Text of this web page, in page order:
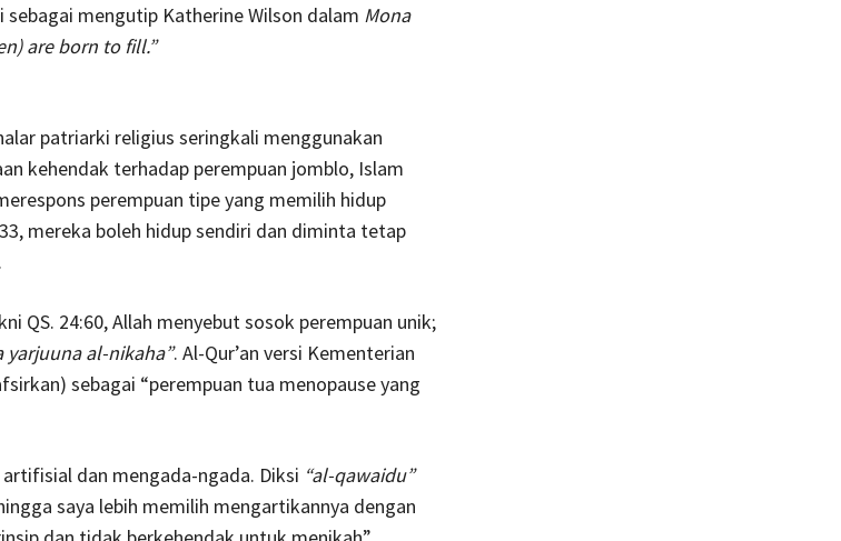
mengutip Katherine Wilson dalam Mona
are born to fill.”
patriarki religius seringkali menggunakan
kehendak terhadap perempuan jomblo, Islam
perempuan tipe yang memilih hidup
mereka boleh hidup sendiri dan diminta tetap
QS. 24:60, Allah menyebut sosok perempuan unik;
yarjuuna al-nikaha”. Al-Qur’an versi Kementerian
sebagai “perempuan tua menopause yang
dan mengada-ngada. Diksi “al-qawaidu”
saya lebih memilih mengartikannya dengan